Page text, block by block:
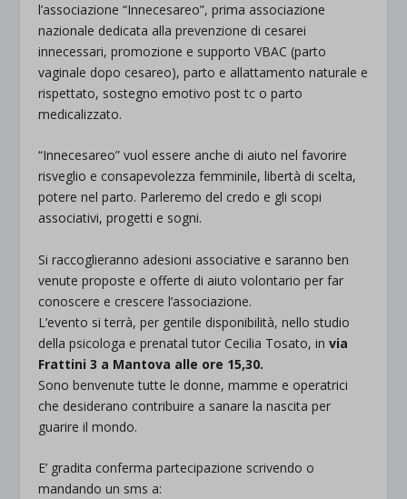
l’associazione “Innecesareo”, prima associazione
nazionale dedicata alla prevenzione di cesarei
innecessari, promozione e supporto VBAC (parto
vaginale dopo cesareo), parto e allattamento naturale e
rispettato, sostegno emotivo post tc o parto
medicalizzato.
“Innecesareo” vuol essere anche di aiuto nel favorire
risveglio e consapevolezza femminile, libertà di scelta,
potere nel parto. Parleremo del credo e gli scopi
associativi, progetti e sogni.
Si raccoglieranno adesioni associative e saranno ben
venute proposte e offerte di aiuto volontario per far
conoscere e crescere l’associazione.
L’evento si terrà, per gentile disponibilità, nello studio
della psicologa e prenatal tutor Cecilia Tosato, in via
Frattini 3 a Mantova alle ore 15,30.
Sono benvenute tutte le donne, mamme e operatrici
che desiderano contribuire a sanare la nascita per
guarire il mondo.
E’ gradita conferma partecipazione scrivendo o
mandando un sms a: